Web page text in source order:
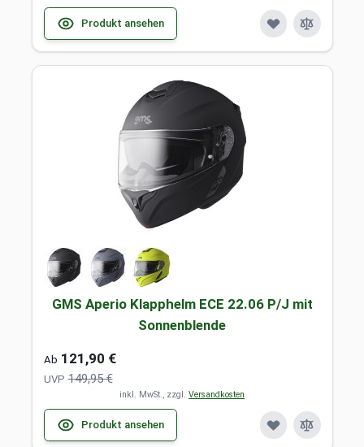
Produkt ansehen
GMS Aperio Klapphelm ECE 22.06 P/J mit
Sonnenblende
Ab 121,90 €
UVP 149,95 €
inkl. MwSt., zzgl. Versandkosten
Produkt ansehen